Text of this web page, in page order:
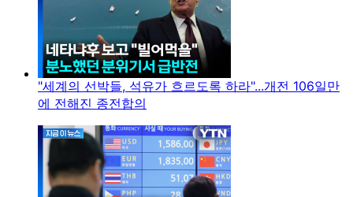
"세계의 선박들, 석유가 흐르도록 하라"...개전 106일만
에 전해진 종전합의